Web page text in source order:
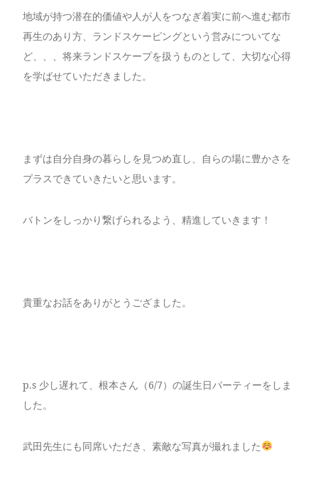
地域が持つ潜在的価値や人が人をつなぎ着実に前へ進む都市
再生のあり方、ランドスケーピングという営みについてな
ど、、、将来ランドスケープを扱うものとして、大切な心得
を学ばせていただきました。
まずは自分自身の暮らしを見つめ直し、自らの場に豊かさを
プラスできていきたいと思います。
バトンをしっかり繋げられるよう、精進していきます！
貴重なお話をありがとうござました。
p.s 少し遅れて、根本さん（6/7）の誕生日パーティーをしま
した。
武田先生にも同席いただき、素敵な写真が撮れました